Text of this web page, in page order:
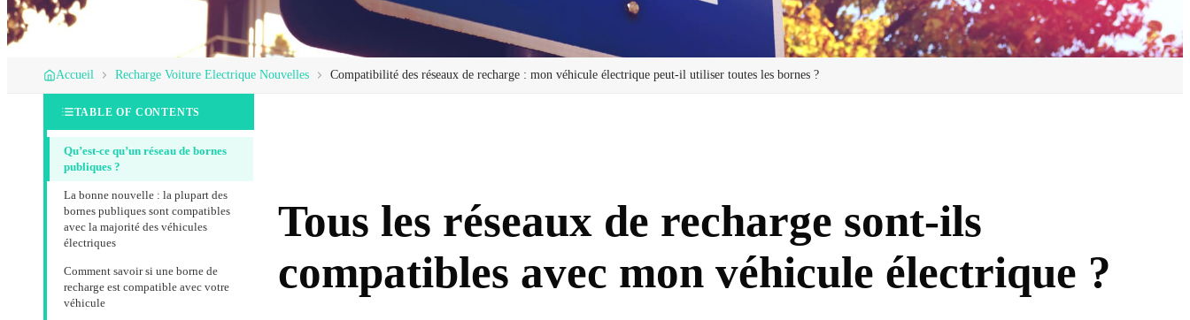
Accueil Recharge Voiture Electrique Nouvelles Compatibilité des réseaux de recharge : mon véhicule électrique peut-il utiliser toutes les bornes ?
TABLE OF CONTENTS
Qu’est-ce qu’un réseau de bornes
publiques ?
La bonne nouvelle : la plupart des
bornes publiques sont compatibles
avec la majorité des véhicules
électriques
Comment savoir si une borne de
recharge est compatible avec votre
véhicule
Tous les réseaux de recharge sont-ils
compatibles avec mon véhicule électrique ?